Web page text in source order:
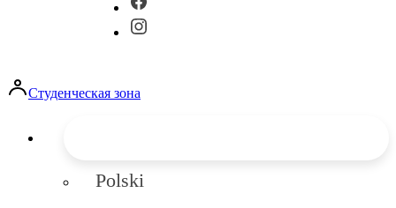
Студенческая зона
Polski